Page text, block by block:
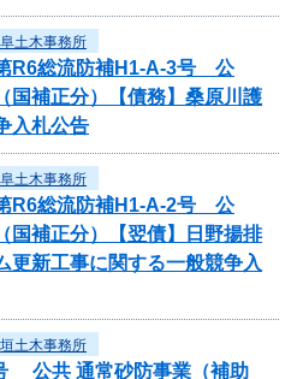
土木事務所
R6総流防補H1-A-3号 公
補正分）【債務】桑原川護
入札公告
土木事務所
R6総流防補H1-A-2号 公
補正分）【翌債】日野揚排
更新工事に関する一般競争入
土木事務所
公共 通常砂防事業（補助